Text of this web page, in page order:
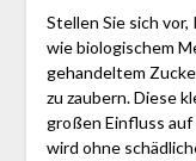
Stellen Sie sich
wie biologischem
gehandeltem
zu zaubern. Diese
großen Einfluss
wird ohne